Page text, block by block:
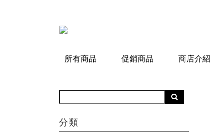
所有商品 促銷商品 商店介紹
分類